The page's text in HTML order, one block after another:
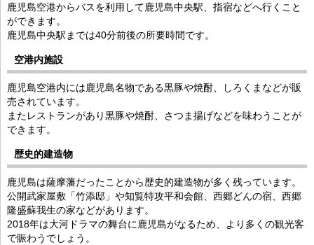
鹿児島空港からバスを利用して鹿児島中央駅、指宿などへ行くこと
ができます。
鹿児島中央駅までは40分前後の所要時間です。
空港内施設
鹿児島空港内には鹿児島名物である黒豚や焼酎、しろくまなどが販
売されています。
またレストランがあり黒豚や焼酎、さつま揚げなどを味わうことが
できます。
歴史的建造物
鹿児島は薩摩藩だったことから歴史的建造物が多く残っています。
公開武家屋敷「竹添邸」や知覧特攻平和会館、西郷どんの宿、西郷
隆盛蘇我生の家などがあります。
2018年は大河ドラマの舞台に鹿児島がなるため、より多くの観光客
で賑わうでしょう。